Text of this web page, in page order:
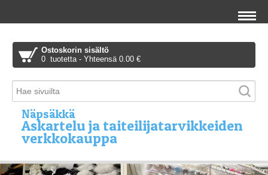
Ostoskorin sisältö
0 tuotetta - Yhteensä 0.00 €
Näpsäkkä
Askartelu ja taiteilijatarvikkeiden
verkkokauppa